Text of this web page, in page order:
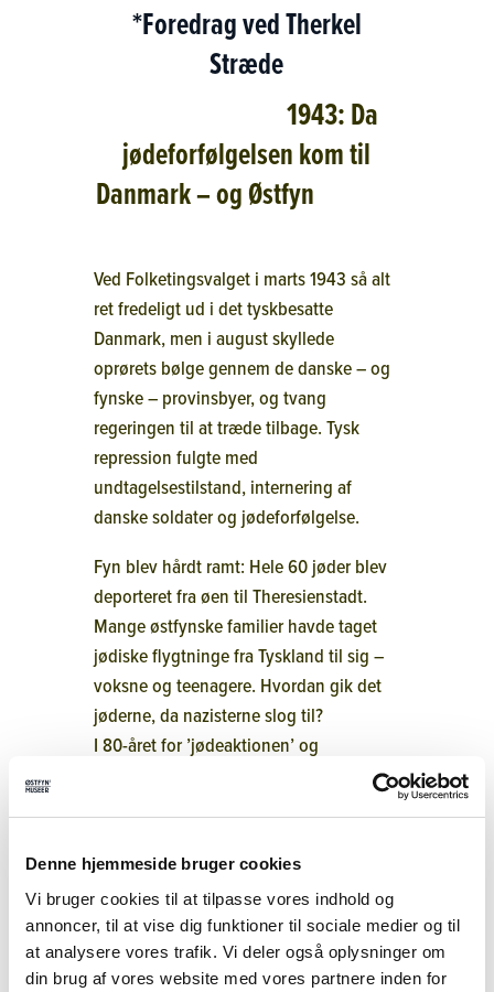
Denne hjemmeside bruger cookies
Vi bruger cookies til at tilpasse vores indhold og
annoncer, til at vise dig funktioner til sociale medier og til
at analysere vores trafik. Vi deler også oplysninger om
din brug af vores website med vores partnere inden for
*Foredrag ved Therkel
Stræde
1943: Da
jødeforfølgelsen kom til
Danmark – og Østfyn
Ved Folketingsvalget i marts 1943 så alt
ret fredeligt ud i det tyskbesatte
Danmark, men i august skyllede
oprørets bølge gennem de danske – og
fynske – provinsbyer, og tvang
regeringen til at træde tilbage. Tysk
repression fulgte med
undtagelsestilstand, internering af
danske soldater og jødeforfølgelse.
Fyn blev hårdt ramt: Hele 60 jøder blev
deporteret fra øen til Theresienstadt.
Mange østfynske familier havde taget
jødiske flygtninge fra Tyskland til sig –
voksne og teenagere. Hvordan gik det
jøderne, da nazisterne slog til?
I 80-året for ’jødeaktionen’ og
deportationen vil Therkel Stræde give et
gode viljer – gik så galt, da
jødeforfølgelsen ramte Fyn.
Therkel Stræde er lektor i
samtidshistorie ved Syddansk